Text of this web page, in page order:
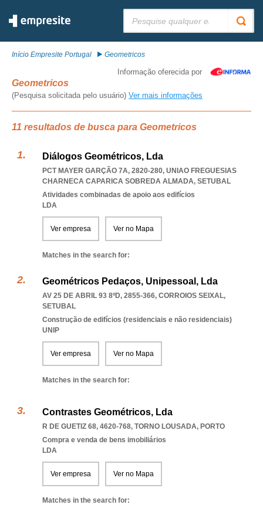
Início Empresite Portugal Geometricos
Informação oferecida por
Geometricos
(Pesquisa solicitada pelo usuário) Ver mais informações
11 resultados de busca para Geometricos
Diálogos Geométricos, Lda
PCT MAYER GARÇÃO 7A, 2820-280, UNIAO FREGUESIAS
CHARNECA CAPARICA SOBREDA ALMADA, SETUBAL
Atividades combinadas de apoio aos edifícios
LDA
Ver empresa Ver no Mapa
Matches in the search for:
Geométricos Pedaços, Unipessoal, Lda
AV 25 DE ABRIL 93 8ºD, 2855-366, CORROIOS SEIXAL,
SETUBAL
Construção de edifícios (residenciais e não residenciais)
UNIP
Ver empresa Ver no Mapa
Matches in the search for:
Contrastes Geométricos, Lda
R DE GUETIZ 68, 4620-768, TORNO LOUSADA, PORTO
Compra e venda de bens imobiliários
LDA
Ver empresa Ver no Mapa
Matches in the search for: